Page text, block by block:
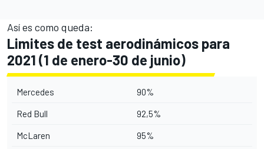
Así es como queda:
Limites de test aerodinámicos para
2021 (1 de enero-30 de junio)
Mercedes 90%
Red Bull 92,5%
McLaren 95%